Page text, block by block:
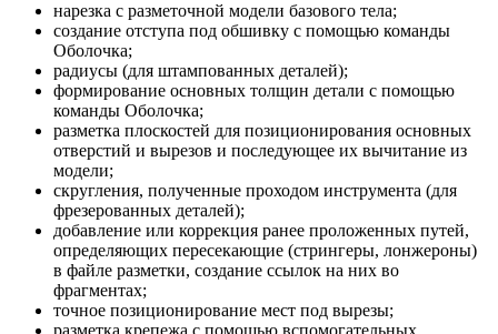
нарезка с разметочной модели базового тела;
создание отступа под обшивку с помощью команды
Оболочка;
радиусы (для штампованных деталей);
формирование основных толщин детали с помощью
команды Оболочка;
разметка плоскостей для позиционирования основных
отверстий и вырезов и последующее их вычитание из
модели;
скругления, полученные проходом инструмента (для
фрезерованных деталей);
добавление или коррекция ранее проложенных путей,
определяющих пересекающие (стрингеры, лонжероны)
в файле разметки, создание ссылок на них во
фрагментах;
точное позиционирование мест под вырезы;
разметка крепежа с помощью вспомогательных